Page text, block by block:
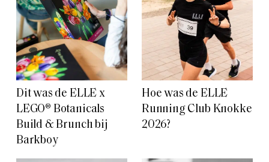
Dit was de ELLE x
LEGO® Botanicals
Build & Brunch bij
Barkboy
Hoe was de ELLE
Running Club Knokke
2026?